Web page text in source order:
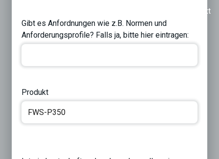
Next
Gibt es Anfordnungen wie z.B. Normen und
Anforderungsprofile? Falls ja, bitte hier eintragen:
Produkt